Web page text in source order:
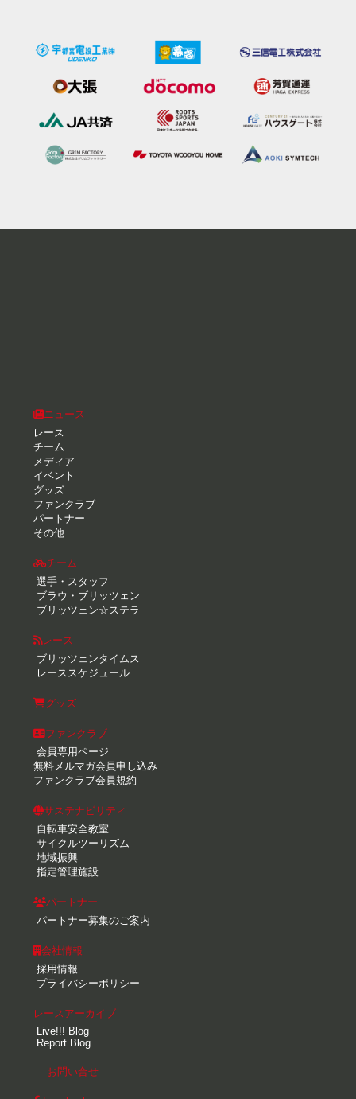
ニュース
レース
チーム
メディア
イベント
グッズ
ファンクラブ
パートナー
その他
チーム
選手・スタッフ
ブラウ・ブリッツェン
ブリッツェン☆ステラ
レース
ブリッツェンタイムス
レーススケジュール
グッズ
ファンクラブ
会員専用ページ
無料メルマガ会員申し込み
ファンクラブ会員規約
サステナビリティ
自転車安全教室
サイクルツーリズム
地域振興
指定管理施設
パートナー
パートナー募集のご案内
会社情報
採用情報
プライバシーポリシー
レースアーカイブ
Live!!! Blog
Report Blog
お問い合せ